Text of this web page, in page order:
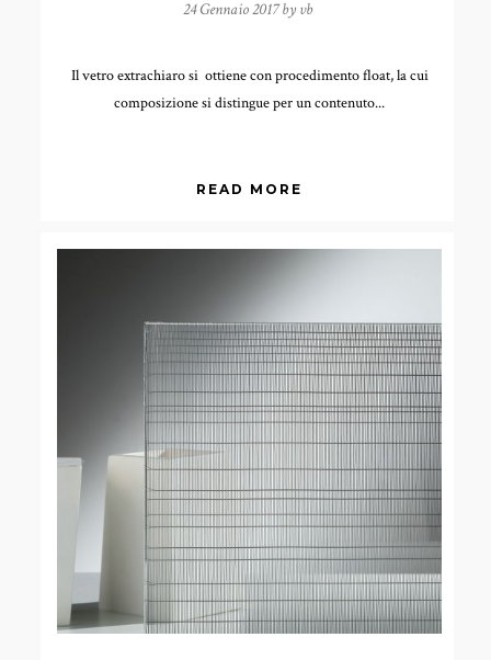
24 Gennaio 2017 by vb
Il vetro extrachiaro si ottiene con procedimento float, la cui
composizione si distingue per un contenuto...
READ MORE